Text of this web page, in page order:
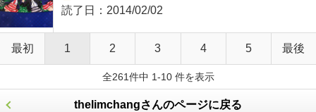
読了日： 2014/02/02
最初 1 2 3 4 5 最後
全261件中 1-10 件を表示
thelimchangさんのページに戻る